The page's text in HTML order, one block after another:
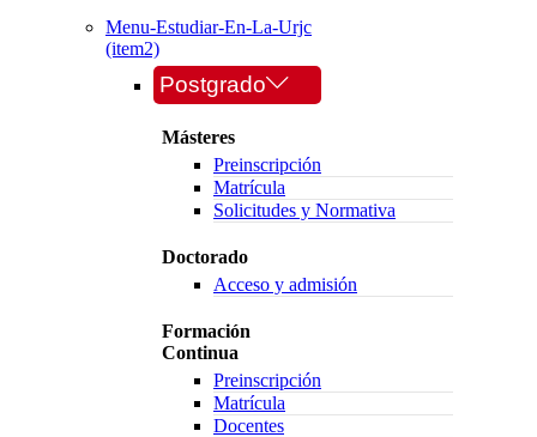
Menu-Estudiar-En-La-Urjc
(item2)
Postgrado
Másteres
Preinscripción
Matrícula
Solicitudes y Normativa
Doctorado
Acceso y admisión
Formación
Continua
Preinscripción
Matrícula
Docentes